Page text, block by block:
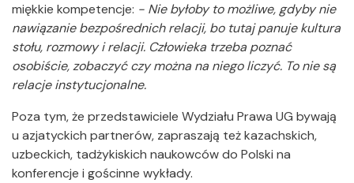
miękkie kompetencje: - Nie byłoby to możliwe, gdyby nie
nawiązanie bezpośrednich relacji, bo tutaj panuje kultura
stołu, rozmowy i relacji. Człowieka trzeba poznać
osobiście, zobaczyć czy można na niego liczyć. To nie są
relacje instytucjonalne.
Poza tym, że przedstawiciele Wydziału Prawa UG bywają
u azjatyckich partnerów, zapraszają też kazachskich,
uzbeckich, tadżykiskich naukowców do Polski na
konferencje i gościnne wykłady.